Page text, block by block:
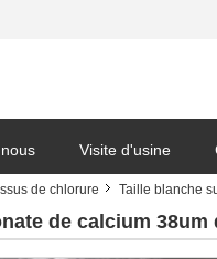
Visite d'usine
de chlorure
Taille blanche
de calcium